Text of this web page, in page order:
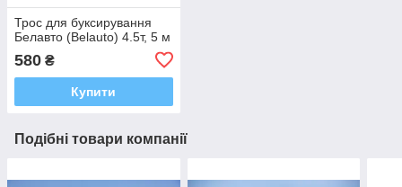
Трос для буксирування
Белавто (Belauto) 4.5т, 5 м
580 ₴
Купити
Подібні товари компанії